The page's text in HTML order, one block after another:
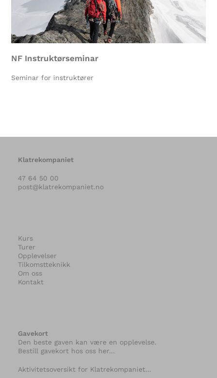
NF Instruktørseminar
Seminar for instruktører
Klatrekompaniet
47 64 50 00
post@klatrekompaniet.no
Kurs
Turer
Opplevelser
Tilkomstteknikk
Om oss
Kontakt
Gavekort
Den beste gaven kan være en opplevelse.
Bestill gavekort hos oss her…
Aktivitetsoversikt for Klatrekompaniet…